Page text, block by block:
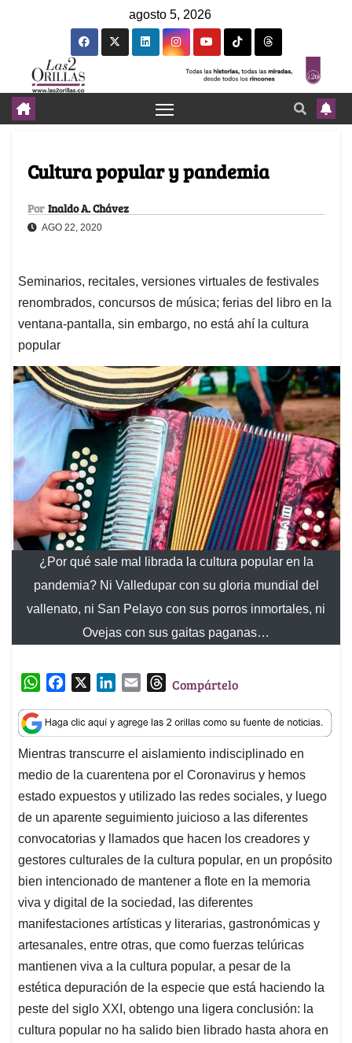
agosto 5, 2026
Cultura popular y pandemia
Por Inaldo A. Chávez
AGO 22, 2020
Seminarios, recitales, versiones virtuales de festivales
renombrados, concursos de música; ferias del libro en la
ventana-pantalla, sin embargo, no está ahí la cultura
popular
¿Por qué sale mal librada la cultura popular en la
pandemia? Ni Valledupar con su gloria mundial del
vallenato, ni San Pelayo con sus porros inmortales, ni
Ovejas con sus gaitas paganas…
W
a
t
s
A
p
p
c
e
b
o
o
k
n
k
e
d
I
n
a
i
l
T
r
e
a
d
s
Compártelo
Mientras transcurre el aislamiento indisciplinado en
medio de la cuarentena por el Coronavirus y hemos
estado expuestos y utilizado las redes sociales, y luego
de un aparente seguimiento juicioso a las diferentes
convocatorias y llamados que hacen los creadores y
gestores culturales de la cultura popular, en un propósito
bien intencionado de mantener a flote en la memoria
viva y digital de la sociedad, las diferentes
manifestaciones artísticas y literarias, gastronómicas y
artesanales, entre otras, que como fuerzas telúricas
mantienen viva a la cultura popular, a pesar de la
estética depuración de la especie que está haciendo la
peste del siglo XXI, obtengo una ligera conclusión: la
cultura popular no ha salido bien librado hasta ahora en